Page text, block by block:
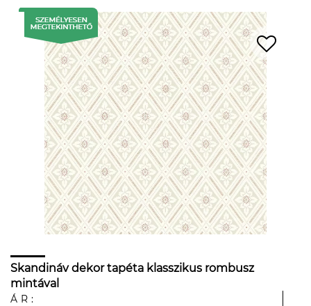
Skandináv dekor tapéta klasszikus rombusz
mintával
ÁR: